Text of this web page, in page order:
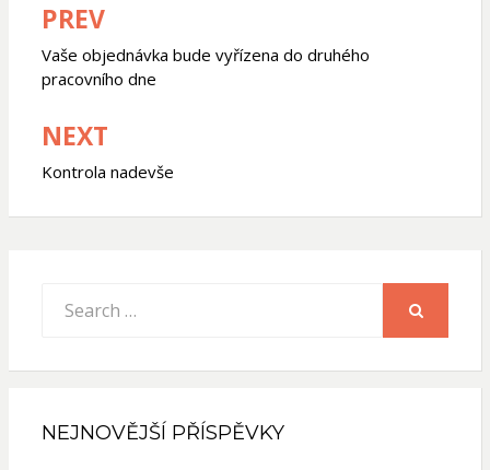
Navigace
pro
příspěvek
PREV
Vaše objednávka bude vyřízena do druhého
pracovního dne
NEXT
Kontrola nadevše
for:
NEJNOVĚJŠÍ PŘÍSPĚVKY